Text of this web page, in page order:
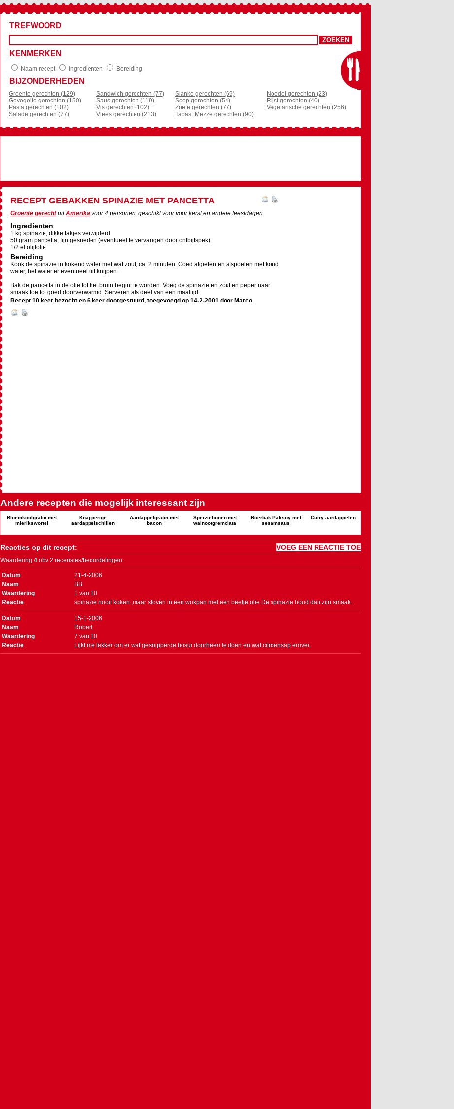
TREFWOORD
KENMERKEN
Naam recept Ingredienten Bereiding
BIJZONDERHEDEN
Groente gerechten (129)
Gevogelte gerechten (150)
Pasta gerechten (102)
Salade gerechten (77)
Sandwich gerechten (77)
Saus gerechten (119)
Vis gerechten (102)
Vlees gerechten (213)
Slanke gerechten (69)
Soep gerechten (54)
Zoete gerechten (77)
Tapas+Mezze gerechten (90)
Noedel gerechten (23)
Rijst gerechten (40)
Vegetarische gerechten (256)
RECEPT GEBAKKEN SPINAZIE MET PANCETTA
Groente gerechtuitAmerika voor4 personen, geschikt voor voor kerst en andere feestdagen.
Ingredienten
1 kg spinazie, dikke takjes verwijderd
50 gram pancetta, fijn gesneden (eventueel te vervangen door ontbijtspek)
1/2 el olijfolie
Bereiding
Kook de spinazie in kokend water met wat zout, ca. 2 minuten. Goed afgieten en afspoelen met koud
water, het water er eventueel uit knijpen.
Bak de pancetta in de olie tot het bruin begint te worden. Voeg de spinazie en zout en peper naar
smaak toe tot goed doorverwarmd. Serveren als deel van een maaltijd.
Recept 10 keer bezocht en 6 keer doorgestuurd, toegevoegd op 14-2-2001 door Marco.
Andere recepten die mogelijk interessant zijn
Bloemkoolgratin met
mierikswortel
Knapperige
aardappelschillen
Aardappelgratin met
bacon
Sperziebonen met
walnootgremolata
Roerbak Paksoy met
sesamsaus
Curry aardappelen
Reacties op dit recept: VOEG EEN REACTIE TOE
Waardering 4 obv 2 recensies/beoordelingen.
Datum
21-4-2006
Naam
BB
Waardering
1 van 10
Reactie
spinazie nooit koken ,maar stoven in een wokpan met een beetje olie.De spinazie houd dan zijn smaak.
Datum
15-1-2006
Naam
Robert
Waardering
7 van 10
Reactie
Lijkt me lekker om er wat gesnipperde bosui doorheen te doen en wat citroensap erover.